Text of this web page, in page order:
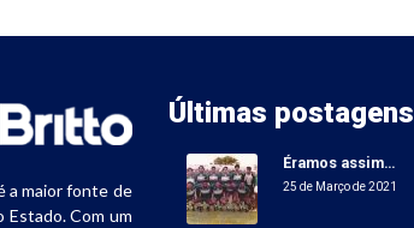
a maior fonte de
Com um
Últimas postagens
Éramos assim…
25 de Março de 2021